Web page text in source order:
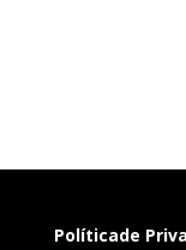
Políticade